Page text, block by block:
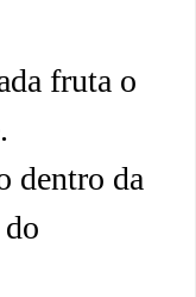
fruta o
dentro da